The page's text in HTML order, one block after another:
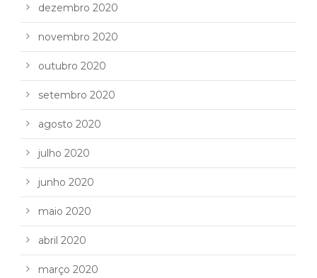
dezembro 2020
novembro 2020
outubro 2020
setembro 2020
agosto 2020
julho 2020
junho 2020
maio 2020
abril 2020
março 2020